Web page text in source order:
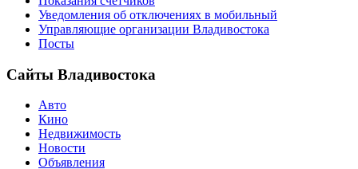
Уведомления об отключениях в мобильный
Управляющие организации Владивостока
Посты
Сайты Владивостока
Авто
Кино
Недвижимость
Новости
Объявления